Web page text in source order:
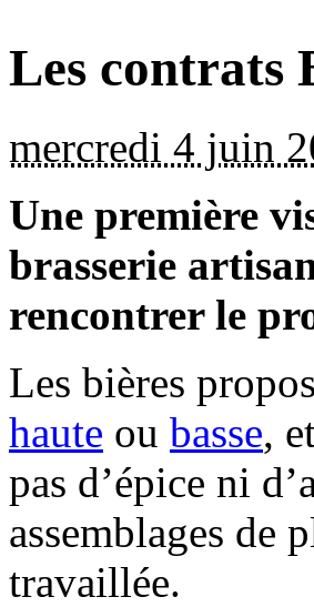
Les contrats
mercredi 4 juin
Une première
brasserie
rencontrer le
Les bières
haute ou basse,
pas d’épice ni
assemblages de
travaillée.